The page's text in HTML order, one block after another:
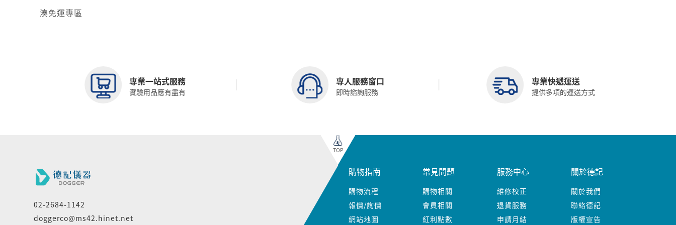
湊免運專區
專業一站式服務
實驗用品應有盡有
專人服務窗口
即時諮詢服務
專業快遞運送
提供多項的運送方式
TOP
02-2684-1142
doggerco@ms42.hinet.net
購物指南
購物流程
報價/詢價
網站地圖
常見問題
購物相關
會員相關
紅利點數
服務中心
維修校正
退貨服務
申請月結
關於德記
關於我們
聯絡德記
版權宣告